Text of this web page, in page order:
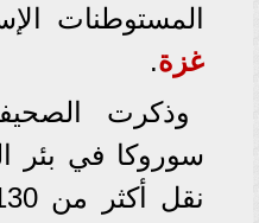
المستوطنات
غزة.
وذكرت
سوروكا في بئر